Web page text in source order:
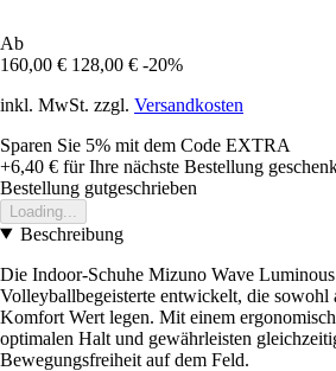
Ab
160,00 € 128,00 € -20%
inkl. MwSt. zzgl. Versandkosten
Sparen Sie 5% mit dem Code EXTRA
+6,40 € für Ihre nächste Bestellung
Bestellung gutgeschrieben
Loading...
Beschreibung
Die Indoor-Schuhe Mizuno Wave
Volleyballbegeisterte entwickelt, die sowohl
Komfort Wert legen. Mit einem
optimalen Halt und gewährleisten
Bewegungsfreiheit auf dem Feld.